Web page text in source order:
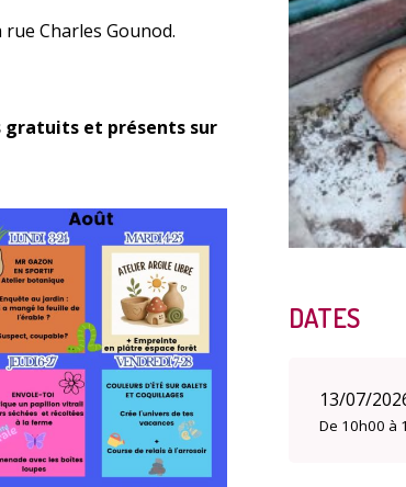
Charles Gounod.
gratuits et présents sur
DATES
13/07/
De 10h00 à